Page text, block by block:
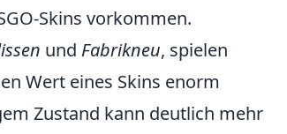
Skins vorkommen.
und Fabrikneu, spielen
Wert eines Skins enorm
Zustand kann deutlich mehr